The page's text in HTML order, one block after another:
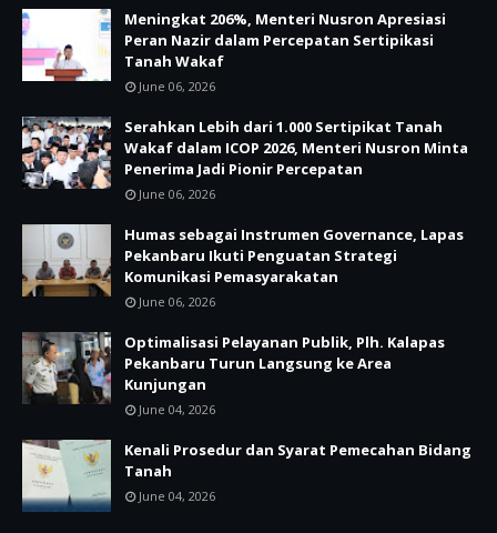
Meningkat 206%, Menteri Nusron Apresiasi
Peran Nazir dalam Percepatan Sertipikasi
Tanah Wakaf
June 06, 2026
Serahkan Lebih dari 1.000 Sertipikat Tanah
Wakaf dalam ICOP 2026, Menteri Nusron Minta
Penerima Jadi Pionir Percepatan
June 06, 2026
Humas sebagai Instrumen Governance, Lapas
Pekanbaru Ikuti Penguatan Strategi
Komunikasi Pemasyarakatan
June 06, 2026
Optimalisasi Pelayanan Publik, Plh. Kalapas
Pekanbaru Turun Langsung ke Area
Kunjungan
June 04, 2026
Kenali Prosedur dan Syarat Pemecahan Bidang
Tanah
June 04, 2026